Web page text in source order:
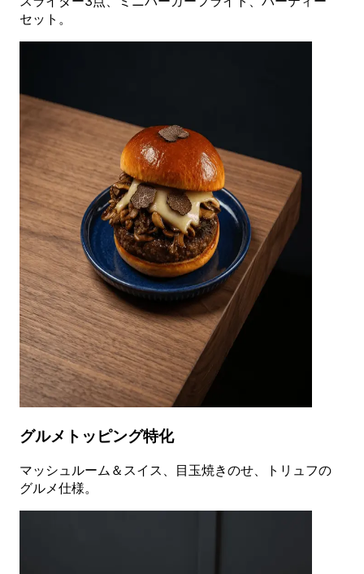
セット。
グルメトッピング特化
マッシュルーム＆スイス、目玉焼きのせ、トリュフの
グルメ仕様。